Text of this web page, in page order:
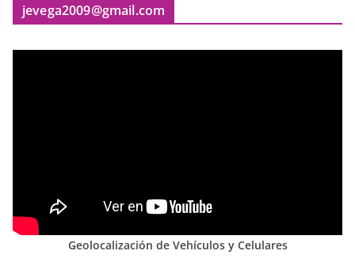
jevega2009@gmail.com
Geolocalización de Vehículos y Celulares